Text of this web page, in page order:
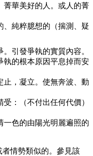
菁華美好的人。或人的菁
、純粹臆想的（揣測、疑
引發爭執的實質內容。
執的根本原因平息掉而安
止，凝立。使無奔波、動
：（不付出任何代價）
一色的由陽光明麗遍照的
者情勢類似的。參見該